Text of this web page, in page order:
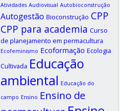
Atividades Audiovisual Autobioconstrução
Autogestão Bioconstrução CPP
CPP para academia Curso
de planejamento em permacultura
Ecofeminismo Ecoformação Ecologia
Cultivada Educação
ambiental Educação do
campo Ensino Ensino de